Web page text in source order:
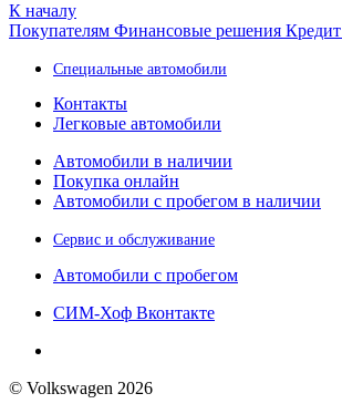
К началу
Покупателям Финансовые решения Кредит
Специальные автомобили
Контакты
Легковые автомобили
Автомобили в наличии
Покупка онлайн
Автомобили с пробегом в наличии
Сервис и обслуживание
Автомобили с пробегом
СИМ-Хоф Вконтакте
© Volkswagen 2026